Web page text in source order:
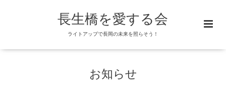
長生橋を愛する会
ライトアップで長岡の未来を照らそう！
お知らせ